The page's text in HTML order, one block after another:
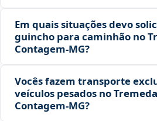
Em quais situações devo
guincho para caminhão no
Contagem‑MG?
Vocês fazem transporte
veículos pesados no
Contagem‑MG?